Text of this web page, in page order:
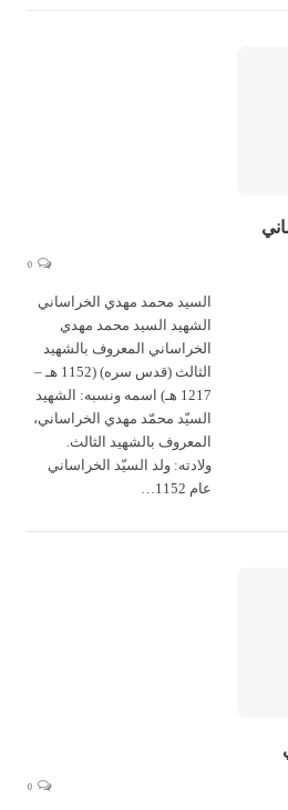
السيد محمد مهدي الخراساني
الشهيد السيد محمد مهدي
الخراساني المعروف بالشهيد
الثالث (قدس سره) (1152 هـ –
1217 هـ) اسمه ونسبه: الشهيد
السيّد محمّد مهدي الخراساني،
المعروف بالشهيد الثالث.
ولادته: ولد السيّد الخراساني
عام 1152…